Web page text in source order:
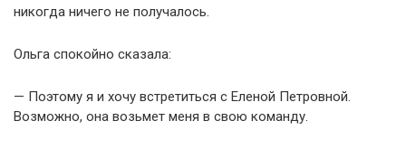
никогда ничего не получалось.
Ольга спокойно сказала:
— Поэтому я и хочу встретиться с Еленой Петровной.
Возможно, она возьмет меня в свою команду.